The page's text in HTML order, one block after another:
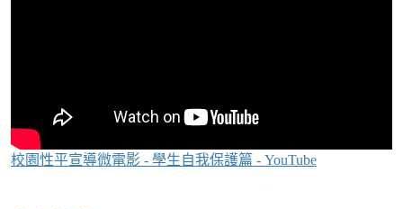
校園性平宣導微電影 - 學生自我保護篇 - YouTube